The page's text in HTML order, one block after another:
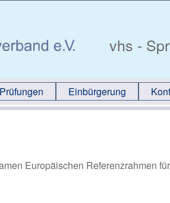
vhs -
Prüfungen Einbürgerung
Europäischen Referenzrahmen